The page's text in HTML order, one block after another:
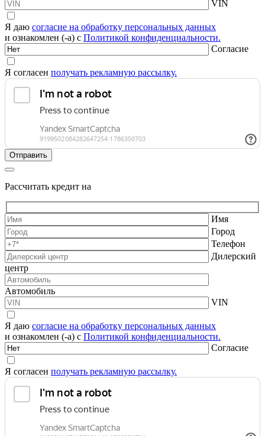
VIN
Я даю согласие на обработку персональных данных
и ознакомлен (-а) с Политикой конфиденциальности.
Согласие
Я согласен получать рекламную рассылку.
Рассчитать кредит на
Имя
Город
Телефон
Дилерский
центр
Автомобиль
VIN
Я даю согласие на обработку персональных данных
и ознакомлен (-а) с Политикой конфиденциальности.
Согласие
Я согласен получать рекламную рассылку.